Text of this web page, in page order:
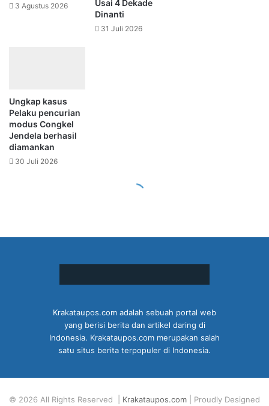
Krakataupos.com adalah sebuah portal web
yang berisi berita dan artikel daring di
Indonesia. Krakataupos.com merupakan salah
satu situs berita terpopuler di Indonesia.
© 2026 All Rights Reserved | Krakataupos.com | Proudly Designed